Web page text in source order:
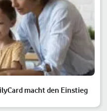
macht den Einstieg